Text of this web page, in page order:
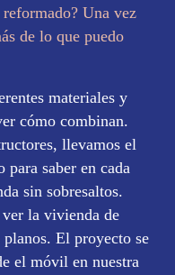
Una vez
de lo que puedo
materiales y
cómo combinan.
llevamos el
para saber en cada
sin sobresaltos.
ver la vivienda de
El proyecto se
el móvil en nuestra